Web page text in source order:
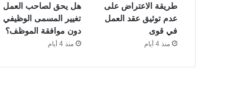
طريقة الاعتراض على
عدم توثيق عقد العمل
في قوى
منذ 4 أيام
هل يحق لصاحب العمل
تغيير المسمى الوظيفي
دون موافقة الموظف؟
منذ 4 أيام